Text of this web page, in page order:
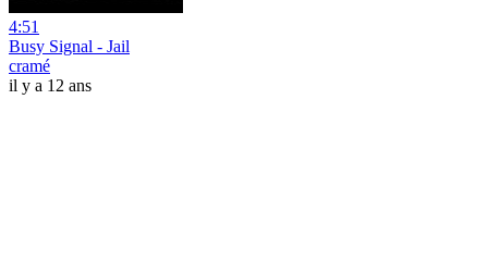
4:51
Busy Signal - Jail
cramé
il y a 12 ans